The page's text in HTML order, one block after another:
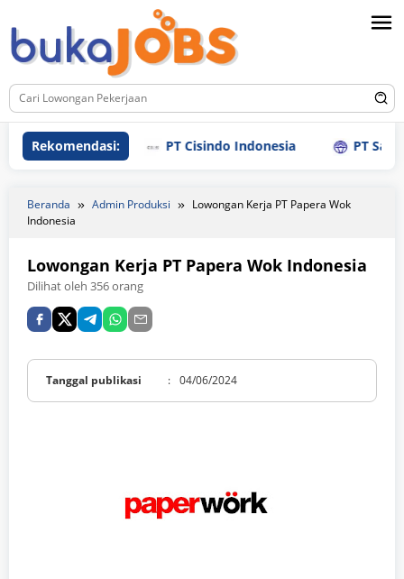
ke
konten
Rekomendasi: PT Cisindo Indonesia PT Sanly
Beranda Admin Produksi
Lowongan Kerja PT Papera Wok
Indonesia
Lowongan Kerja PT Papera Wok Indonesia
Dilihat oleh 356 orang
Tanggal publikasi : 04/06/2024